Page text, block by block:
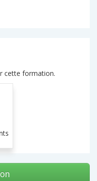
cette formation.